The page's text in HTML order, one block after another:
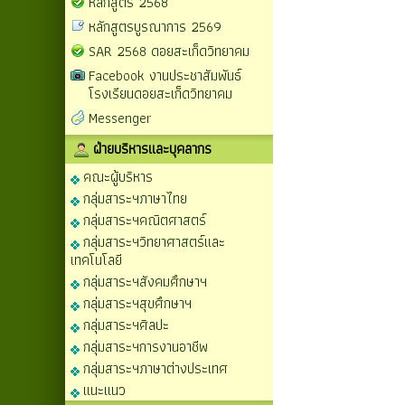
หลักสูตรบูรณาการ 2569
SAR 2568 ดอยสะเก็ดวิทยาคม
Facebook งานประชาสัมพันธ์
โรงเรียนดอยสะเก็ดวิทยาคม
Messenger
ฝ่ายบริหารและบุคลากร
คณะผู้บริหาร
กลุ่มสาระฯภาษาไทย
กลุ่มสาระฯคณิตศาสตร์
กลุ่มสาระฯวิทยาศาสตร์และ
เทคโนโลยี
กลุ่มสาระฯสังคมศึกษาฯ
กลุ่มสาระฯสุขศึกษาฯ
กลุ่มสาระฯศิลปะ
กลุ่มสาระฯการงานอาชีพ
กลุ่มสาระฯภาษาต่างประเทศ
แนะแนว